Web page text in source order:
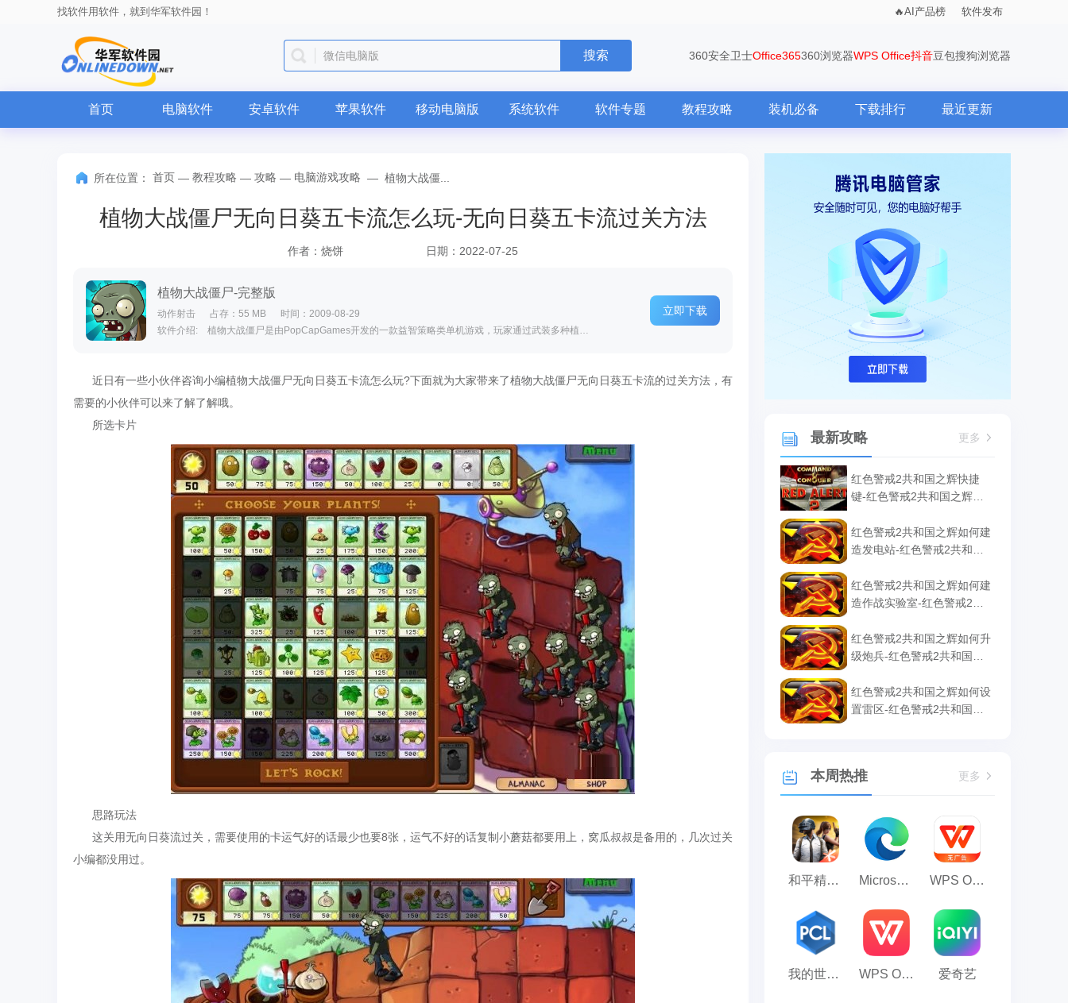
找软件用软件，就到华军软件园！ AI产品榜 软件发布
微信电脑版 搜索 360安全卫士Office365360浏览器WPS Office抖音豆包搜狗浏览器
首页 电脑软件 安卓软件 苹果软件 移动电脑版 系统软件 软件专题 教程攻略 装机必备 下载排行 最近更新
所在位置： 首页 — 教程攻略 — 攻略 — 电脑游戏攻略 — 植物大战僵...
植物大战僵尸无向日葵五卡流怎么玩-无向日葵五卡流过关方法
作者：烧饼 日期：2022-07-25
植物大战僵尸-完整版
动作射击 占存：55 MB
时间：2009-08-29
软件介绍: 植物大战僵尸是由PopCapGames开发的一款益智策略类单机游戏，玩家通过武装多种植物切换不同的功...
立即下载
近日有一些小伙伴咨询小编植物大战僵尸无向日葵五卡流怎么玩?下面就为大家带来了植物大战僵尸无向日葵五卡流的过关方法，有
需要的小伙伴可以来了解了解哦。
所选卡片
思路玩法
这关用无向日葵流过关，需要使用的卡运气好的话最少也要8张，运气不好的话复制小蘑菇都要用上，窝瓜叔叔是备用的，几次过关
小编都没用过。
最新攻略 更多
红色警戒2共和国之辉快捷
键-红色警戒2共和国之辉快
红色警戒2共和国之辉如何建
造发电站-红色警戒2共和国
红色警戒2共和国之辉如何建
造作战实验室-红色警戒2共
方法
红色警戒2共和国之辉如何升
级炮兵-红色警戒2共和国之
红色警戒2共和国之辉如何设
置雷区-红色警戒2共和国之
本周热推 更多
和平精英模拟器应用宝版 Microsoft Edge浏览器 WPS Office
我的世界PCL2启动器 WPS Office 2023 爱奇艺